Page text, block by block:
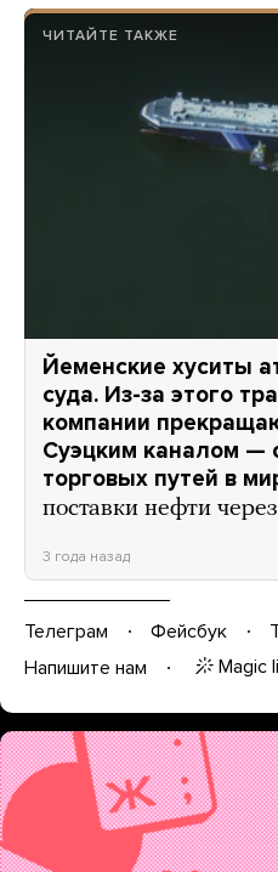
ЧИТАЙТЕ ТАКЖЕ
Йеменские хуситы
суда. Из-за этого
компании
Суэцким каналом —
торговых путей в
поставки нефти
3 года назад
Телеграм Фейсбук
Напишите нам
Magic